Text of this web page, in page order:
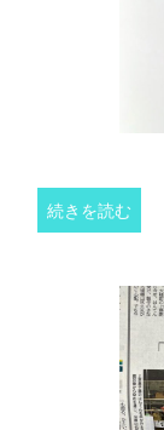
続きを読む